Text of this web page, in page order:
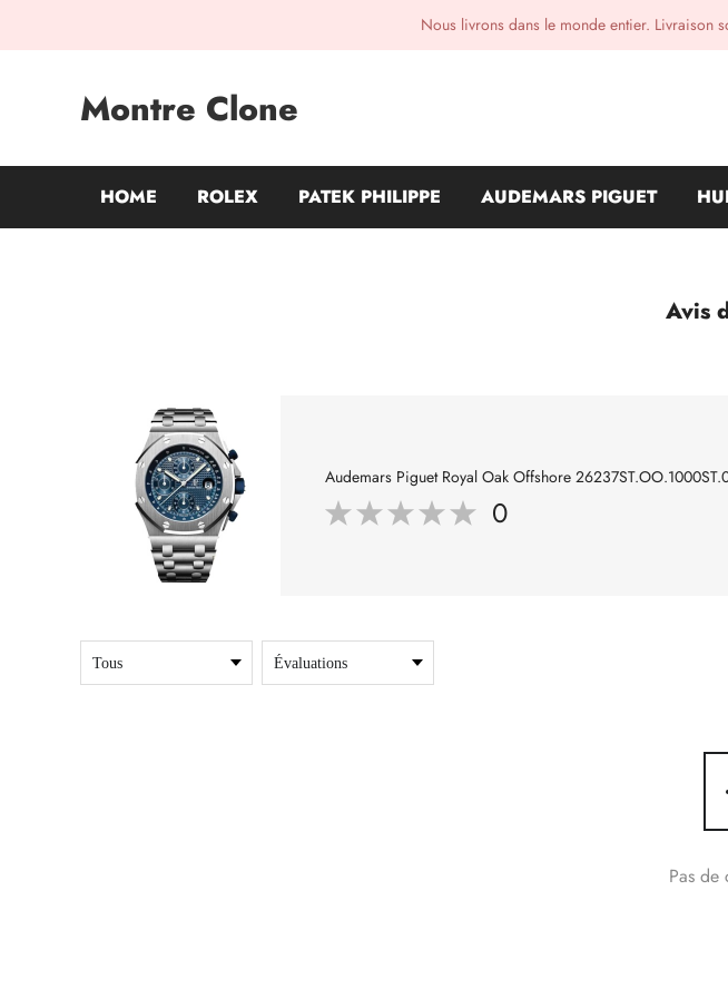
Nous livrons dans le monde entier. Livraison
Montre Clone
HOME ROLEX PATEK PHILIPPE AUDEMARS PIGUET
Avis
Audemars Piguet Royal Oak Offshore
0
Pas de